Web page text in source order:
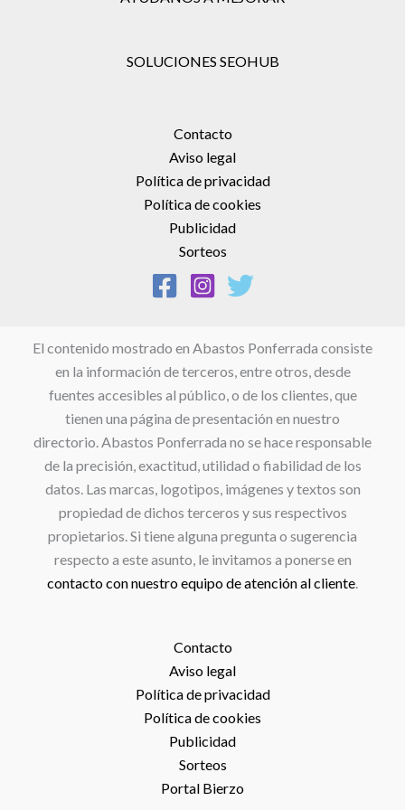
SOLUCIONES SEOHUB
Contacto
Aviso legal
Política de privacidad
Política de cookies
Publicidad
Sorteos
El contenido mostrado en Abastos Ponferrada consiste
en la información de terceros, entre otros, desde
fuentes accesibles al público, o de los clientes, que
tienen una página de presentación en nuestro
directorio. Abastos Ponferrada no se hace responsable
de la precisión, exactitud, utilidad o fiabilidad de los
datos. Las marcas, logotipos, imágenes y textos son
propiedad de dichos terceros y sus respectivos
propietarios. Si tiene alguna pregunta o sugerencia
respecto a este asunto, le invitamos a ponerse en
contacto con nuestro equipo de atención al cliente.
Contacto
Aviso legal
Política de privacidad
Política de cookies
Publicidad
Sorteos
Portal Bierzo